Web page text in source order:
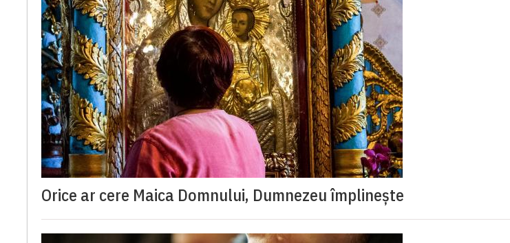
Orice ar cere Maica Domnului, Dumnezeu împlinește